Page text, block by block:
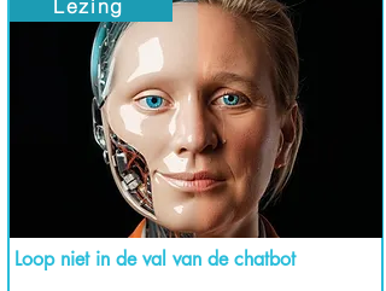
Lezing
Loop niet in de val van de chatbot